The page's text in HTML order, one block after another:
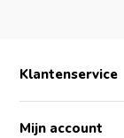
Klantenservice
Mijn account